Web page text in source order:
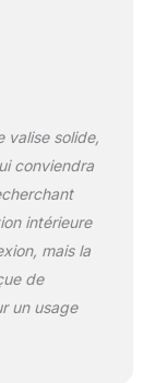
valise solide,
conviendra
intérieure
mais la
de
un usage